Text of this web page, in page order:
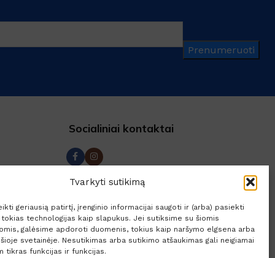
Tvarkyti sutikimą
geriausią patirtį, įrenginio informacijai saugoti ir (arba) pasiekti
tokias technologijas kaip slapukus. Jei sutiksime su šiomis
galėsime apdoroti duomenis, tokius kaip naršymo elgsena arba
svetainėje. Nesutikimas arba sutikimo atšaukimas gali neigiamai
tikras funkcijas ir funkcijas.
Prenumeruoti
Socialiniai kontaktai